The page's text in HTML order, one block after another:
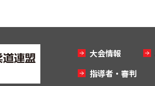
大会情報
指導者・審判